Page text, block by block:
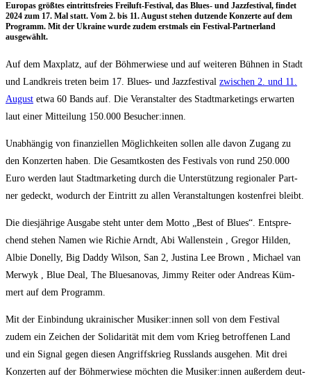
Euro­pas größ­tes ein­tritts­frei­es Frei­luft-Fes­ti­val, das Blues- und Jazz­fes­ti­val, fin­det
2024 zum 17. Mal statt. Vom 2. bis 11. August ste­hen dut­zen­de Kon­zer­te auf dem
Pro­gramm. Mit der Ukrai­ne wur­de zudem erst­mals ein Fes­ti­val-Part­ner­land
ausgewählt.
Auf dem Max­platz, auf der Böh­mer­wie­se und auf wei­te­ren Büh­nen in Stadt
und Land­kreis tre­ten beim 17. Blues- und Jazz­fes­ti­val zwi­schen 2. und 11.
August etwa 60 Bands auf. Die Ver­an­stal­ter des Stadt­mar­ke­tings erwar­ten
laut einer Mit­tei­lung 150.000 Besucher:innen.
Unab­hän­gig von finan­zi­el­len Mög­lich­kei­ten sol­len alle davon Zugang zu
den Kon­zer­ten haben. Die Gesamt­kos­ten des Fes­ti­vals von rund 250.000
Euro wer­den laut Stadt­mar­ke­ting durch die Unter­stüt­zung regio­na­ler Part­
ner gedeckt, wodurch der Ein­tritt zu allen Ver­an­stal­tun­gen kos­ten­frei bleibt.
Die dies­jäh­ri­ge Aus­ga­be steht unter dem Mot­to „Best of Blues“. Ent­spre­
chend ste­hen Namen wie Richie Arndt, Abi Wal­len­stein , Gre­gor Hil­den,
Albie Donel­ly, Big Dad­dy Wil­son, San 2, Jus­ti­na Lee Brown , Micha­el van
Mer­wyk , Blue Deal, The Blues­a­no­vas, Jim­my Rei­ter oder Andre­as Küm­
mert auf dem Programm.
Mit der Ein­bin­dung ukrai­ni­scher Musiker:innen soll von dem Fes­ti­val
zudem ein Zei­chen der Soli­da­ri­tät mit dem vom Krieg betrof­fe­nen Land
und ein Signal gegen die­sen Angriffs­krieg Russ­lands aus­ge­hen. Mit drei
Kon­zer­ten auf der Böh­mer­wie­se möch­ten die Musiker:innen außer­dem deut­